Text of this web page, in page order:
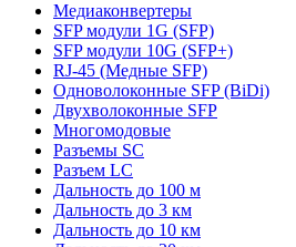
Медиаконвертеры
SFP модули 1G (SFP)
SFP модули 10G (SFP+)
RJ-45 (Медные SFP)
Одноволоконные SFP (BiDi)
Двухволоконные SFP
Многомодовые
Разъемы SC
Разъем LC
Дальность до 100 м
Дальность до 3 км
Дальность до 10 км